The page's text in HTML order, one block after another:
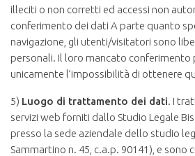
illeciti o non corretti ed accessi non
conferimento dei dati A parte quanto
navigazione, gli utenti/visitatori sono
personali. Il loro mancato conferimento
unicamente l’impossibilità di ottenere
5) Luogo di trattamento dei dati. I
servizi web forniti dallo Studio Legale
presso la sede aziendale dello studio
Sammartino n. 45, c.a.p. 90141), e sono